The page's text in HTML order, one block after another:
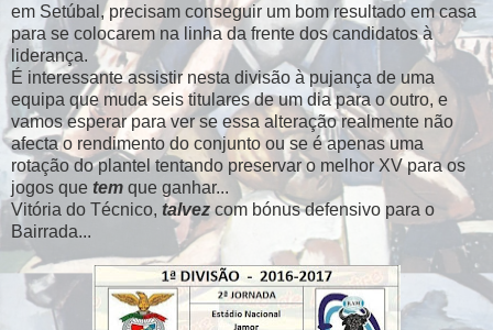
em Setúbal, precisam conseguir um bom resultado em casa
para se colocarem na linha da frente dos candidatos à
liderança.
É interessante assistir nesta divisão à pujança de uma
equipa que muda seis titulares de um dia para o outro, e
vamos esperar para ver se essa alteração realmente não
afecta o rendimento do conjunto ou se é apenas uma
rotação do plantel tentando preservar o melhor XV para os
jogos que tem que ganhar...
Vitória do Técnico, talvezcom bónus defensivo para o
Bairrada...